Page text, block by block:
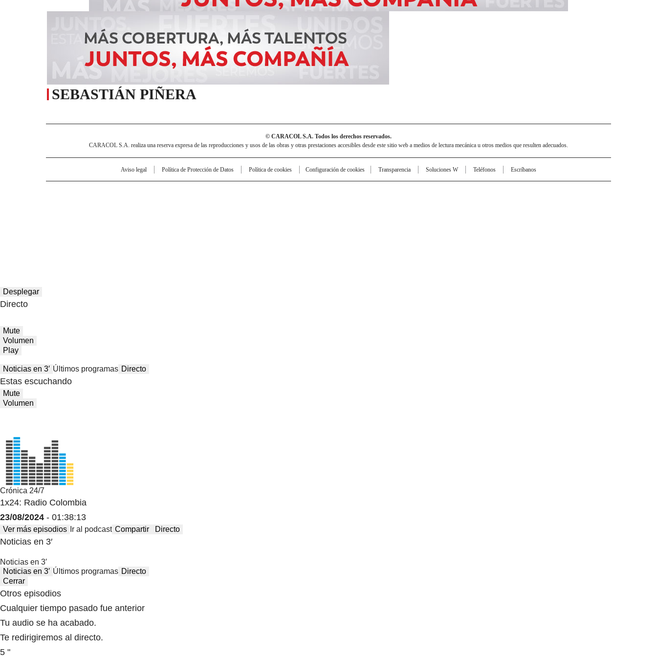
SEBASTIÁN PIÑERA
© CARACOL S.A. Todos los derechos reservados.
CARACOL S.A. realiza una reserva expresa de las reproducciones y usos de las obras y otras prestaciones accesibles desde este sitio web a medios de lectura mecánica u otros medios que resulten adecuados.
Aviso legal Política de Protección de Datos Política de cookies Configuración de cookies Transparencia Soluciones W Teléfonos Escríbanos
Desplegar
Directo
Mute
Volumen
Play
Noticias en 3′ Últimos programas Directo
Estas escuchando
Mute
Volumen
Crónica 24/7
1x24: Radio Colombia
23/08/2024 - 01:38:13
Ver más episodios Ir al podcast Compartir Directo
Noticias en 3′
Noticias en 3′
Noticias en 3′ Últimos programas Directo
Cerrar
Otros episodios
Cualquier tiempo pasado fue anterior
Tu audio se ha acabado.
Te redirigiremos al directo.
5 "